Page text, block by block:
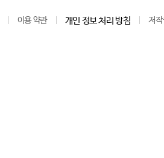
이용 약관 개인 정보 처리 방침 저